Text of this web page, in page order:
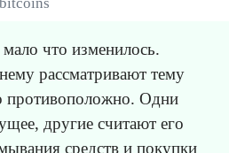
что изменилось.
рассматривают тему
противоположно. Одни
другие считают его
средств и покупки